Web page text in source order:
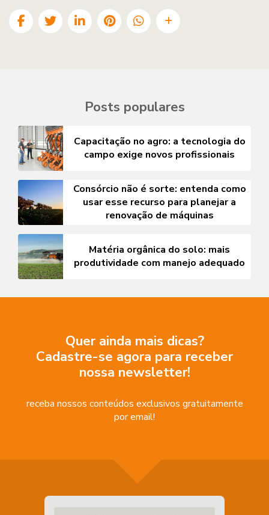
Posts populares
Capacitação no agro: a tecnologia do
campo exige novos profissionais
Consórcio não é sorte: entenda como
usar esse recurso para planejar a
renovação de máquinas
Matéria orgânica do solo: mais
produtividade com manejo adequado
Quer ainda mais dicas?
Cadastre-se agora para receber
nossa newsletter!
receba nossos conteúdos exclusivos gratuitamente
por email!